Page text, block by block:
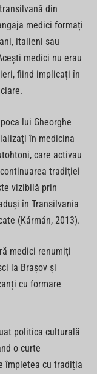
din
medici formați
italieni sau
medici nu erau
fiind implicați în
lui Gheorghe
în medicina
care activau
tradiției
vizibilă prin
în Transilvania
(Kármán, 2013).
medici renumiți
la Brașov și
cu formare
politica culturală
o curte
împletea cu tradiția